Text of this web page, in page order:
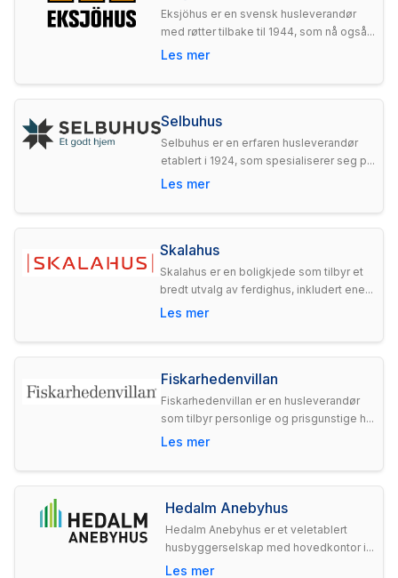
Eksjöhus er en svensk husleverandør
med røtter tilbake til 1944, som nå også...
Les mer
Selbuhus
Selbuhus er en erfaren husleverandør
etablert i 1924, som spesialiserer seg p...
Les mer
Skalahus
Skalahus er en boligkjede som tilbyr et
bredt utvalg av ferdighus, inkludert ene...
Les mer
Fiskarhedenvillan
Fiskarhedenvillan er en husleverandør
som tilbyr personlige og prisgunstige h...
Les mer
Hedalm Anebyhus
Hedalm Anebyhus er et veletablert
husbyggerselskap med hovedkontor i...
Les mer